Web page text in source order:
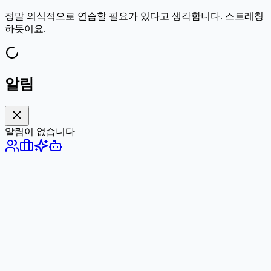
정말 의식적으로 연습할 필요가 있다고 생각합니다. 스트레칭
하듯이요.
알림
알림이 없습니다